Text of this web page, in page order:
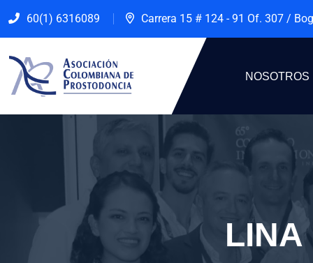
60(1) 6316089 Carrera 15 # 124 - 91 Of. 307 /
NOSOTROS
LINA